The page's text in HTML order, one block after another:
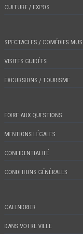
CULTURE / EXPOS
SPECTACLES / COMÉDIES
VISITES GUIDÉES
EXCURSIONS / TOURISME
FOIRE AUX QUESTIONS
MENTIONS LÉGALES
CONFIDENTIALITÉ
CONDITIONS GÉNÉRALES
CALENDRIER
DANS VOTRE VILLE